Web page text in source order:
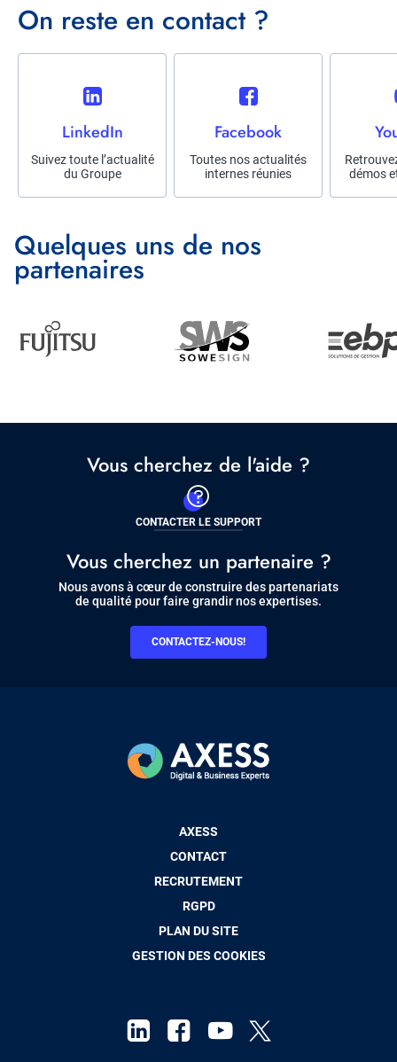
Titre
On reste en contact ?
LinkedIn
Description
Suivez toute l’actualité
du Groupe
Facebook
Description
Toutes nos actualités
internes réunies
démos
Titre
Quelques uns de nos
partenaires
Partenaire
Vous cherchez de l'aide ?
CONTACTER LE SUPPORT
Vous cherchez un partenaire ?
Nous avons à cœur de construire des partenariats
de qualité pour faire grandir nos expertises.
CONTACTEZ-NOUS!
AXESS
CONTACT
RECRUTEMENT
RGPD
PLAN DU SITE
GESTION DES COOKIES